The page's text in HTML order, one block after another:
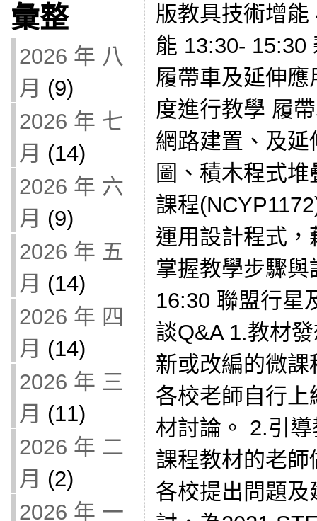
彙整
2026 年 八
月 (9)
2026 年 七
月 (14)
2026 年 六
月 (9)
2026 年 五
月 (14)
2026 年 四
月 (14)
2026 年 三
月 (11)
2026 年 二
月 (2)
2026 年 一
版教具技術增
能 13:30- 15:30
履帶車及延伸
度進行教學 履
網路建置、及
圖、積木程式
課程
運用設計程式
掌握教學步驟
16:30 聯盟行星
談Q&A 1.教材
新或改編的微
各校老師自行
材討論。 2.引
課程教材的老
各校提出問題